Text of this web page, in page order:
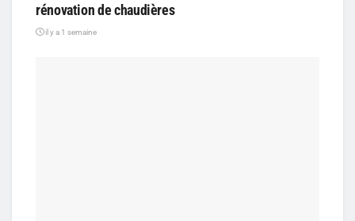
rénovation de chaudières
il y a 1 semaine